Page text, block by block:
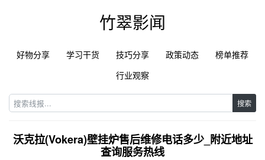
竹翠影闻
好物分享 学习干货 技巧分享 政策动态
榜单推荐
行业观察
搜索
沃克拉(Vokera)壁挂炉售后维修电话多少_附近地址
查询服务热线